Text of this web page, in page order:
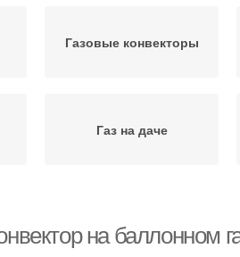
Газовые конвекторы
Газ на даче
на баллонном